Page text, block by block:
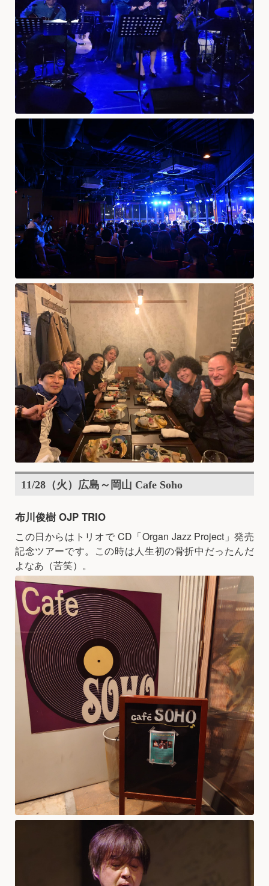
11/28（火）広島～岡山 Cafe Soho
布川俊樹 OJP TRIO
この日からはトリオで CD「Organ Jazz Project」発売
記念ツアーです。この時は人生初の骨折中だったんだ
よなあ（苦笑）。